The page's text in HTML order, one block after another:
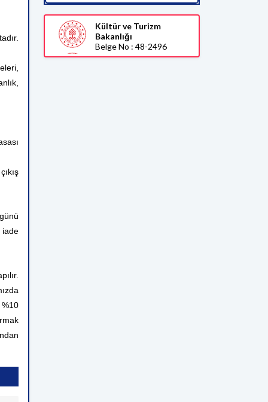
iade
Kültür ve Turizm
Bakanlığı
Belge No : 48-2496